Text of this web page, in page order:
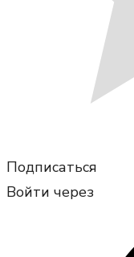
Подписаться
Войти через